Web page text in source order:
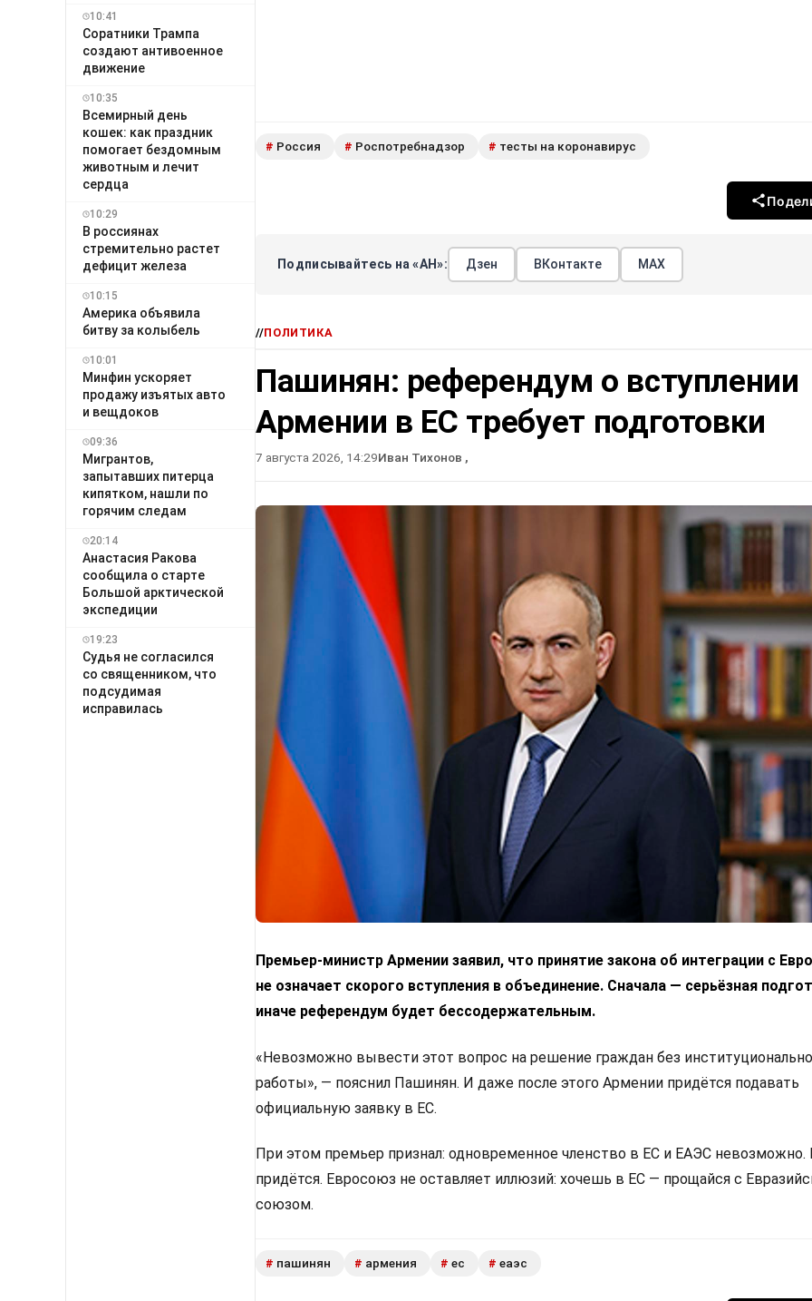
10:41
Соратники Трампа
создают антивоенное
движение
10:35
Всемирный день
кошек: как праздник
помогает бездомным
животным и лечит
сердца
10:29
В россиянах
стремительно растет
дефицит железа
10:15
Америка объявила
битву за колыбель
10:01
Минфин ускоряет
продажу изъятых авто
и вещдоков
09:36
Мигрантов,
запытавших питерца
кипятком, нашли по
горячим следам
20:14
Анастасия Ракова
сообщила о старте
Большой арктической
экспедиции
19:23
Судья не согласился
со священником, что
подсудимая
исправилась
# Россия # Роспотребнадзор # тесты на коронавирус
Подписывайтесь на «АН»: Дзен ВКонтакте МАХ
//ПОЛИТИКА
Пашинян: референдум о вступлении
Армении в ЕС требует подготовки
7 августа 2026, 14:29Иван Тихонов ,
Премьер-министр Армении заявил, что принятие закона об интеграции с
не означает скорого вступления в объединение. Сначала — серьёзная
иначе референдум будет бессодержательным.
«Невозможно вывести этот вопрос на решение граждан без
работы», — пояснил Пашинян. И даже после этого Армении придётся подавать
официальную заявку в ЕС.
При этом премьер признал: одновременное членство в ЕС и ЕАЭС невозможно.
придётся. Евросоюз не оставляет иллюзий: хочешь в ЕС — прощайся с
союзом.
# пашинян # армения # ес # еаэс